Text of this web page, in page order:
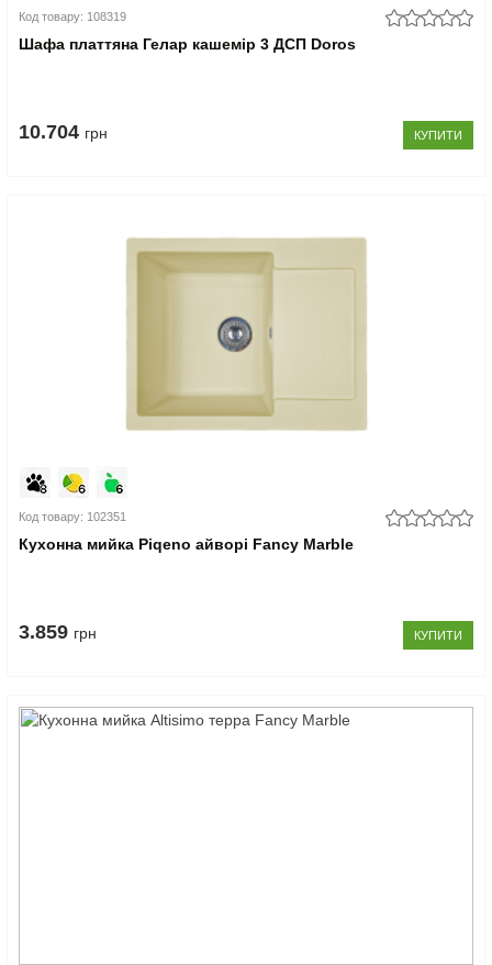
Код товару: 108319
Шафа платтяна Гелар кашемір 3 ДСП Doros
10.704 грн КУПИТИ
Код товару: 102351
Кухонна мийка Piqeno айворі Fancy Marble
3.859 грн КУПИТИ